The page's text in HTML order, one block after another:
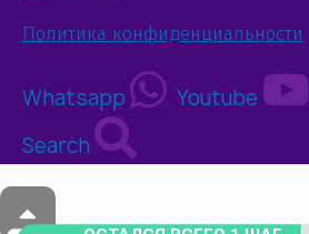
Политика конфиденциальности
Whatsapp Youtube
Search